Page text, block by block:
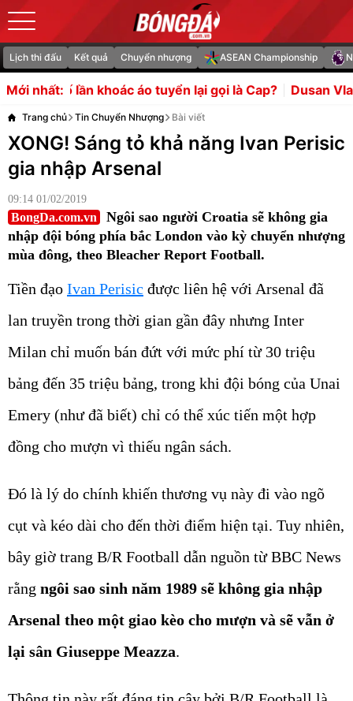
Lịch thi đấu Kết quả Chuyển nhượng ASEAN Championship
Mới nhất:
áo tuyển lại gọi là Cap? Dusan Vlahovic "mở lòng"
Trang chủ Tin Chuyển Nhượng Bài viết
XONG! Sáng tỏ khả năng Ivan Perisic
gia nhập Arsenal
09:14 01/02/2019
BongDa.com.vn
Ngôi sao người Croatia sẽ không gia
nhập đội bóng phía bắc London vào kỳ chuyển nhượng
mùa đông, theo Bleacher Report Football.
Tiền đạo Ivan Perisic được liên hệ với Arsenal đã
lan truyền trong thời gian gần đây nhưng Inter
Milan chỉ muốn bán đứt với mức phí từ 30 triệu
bảng đến 35 triệu bảng, trong khi đội bóng của Unai
Emery (như đã biết) chỉ có thể xúc tiến một hợp
đồng cho mượn vì thiếu ngân sách.
Đó là lý do chính khiến thương vụ này đi vào ngõ
cụt và kéo dài cho đến thời điểm hiện tại. Tuy nhiên,
bây giờ trang B/R Football dẫn nguồn từ BBC News
rằng ngôi sao sinh năm 1989 sẽ không gia nhập
Arsenal theo một giao kèo cho mượn và sẽ vẫn ở
lại sân Giuseppe Meazza.